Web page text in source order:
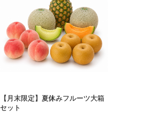
【月末限定】夏休みフルーツ大箱
セット